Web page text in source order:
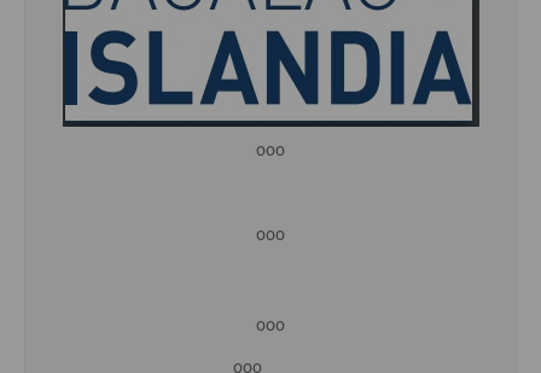
ooo
ooo
ooo
ooo